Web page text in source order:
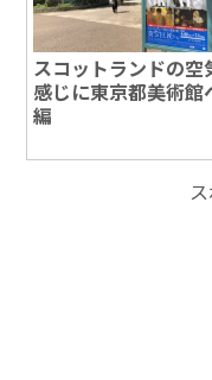
スコットランドの空
感じに東京都美術館
編